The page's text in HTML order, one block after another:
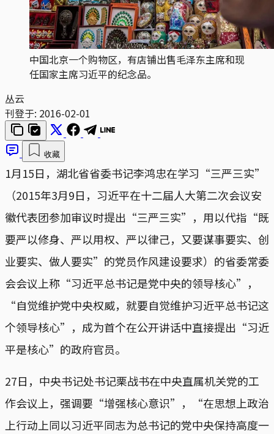
中国北京一个购物区，有店铺出售毛泽东主席和现
任国家主席习近平的纪念品。
丛云
刊登于: 2016-02-01
收藏
1月15日，湖北省省委书记李鸿忠在学习“三严三实”
（2015年3月9日，习近平在十二届人大第二次会议安
徽代表团参加审议时提出“三严三实”，用以代指“既
要严以修身、严以用权、严以律己，又要谋事要实、创
业要实、做人要实”的党员作风建设要求）的省委常委
会会议上称“习近平总书记是党中央的领导核心”，
“自觉维护党中央权威，就要自觉维护习近平总书记这
个领导核心”，成为首个在公开讲话中直接提出“习近
平是核心”的政府官员。
27日，中央书记处书记栗战书在中央直属机关党的工
作会议上，强调要“增强核心意识”，“在思想上政治
上行动上同以习近平同志为总书记的党中央保持高度一